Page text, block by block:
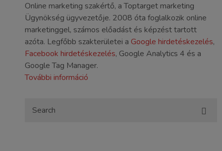
Online marketing szakértő, a Toptarget marketing
Ügynökség ügyvezetője. 2008 óta foglalkozik online
marketinggel, számos előadást és képzést tartott
azóta. Legfőbb szakterületei a Google hirdetéskezelés,
Facebook hirdetéskezelés, Google Analytics 4 és a
Google Tag Manager.
További információ